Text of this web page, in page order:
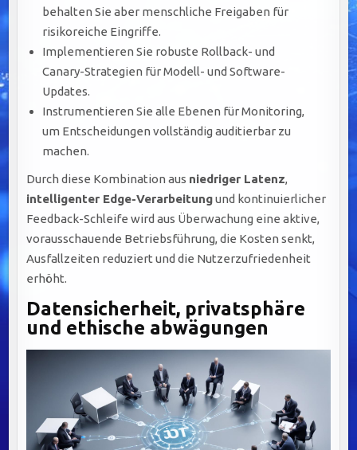
behalten Sie aber menschliche Freigaben für
risikoreiche Eingriffe.
Implementieren Sie robuste Rollback- und
Canary-Strategien für Modell- und Software-
Updates.
Instrumentieren Sie alle Ebenen für Monitoring,
um Entscheidungen vollständig auditierbar zu
machen.
Durch diese Kombination aus niedriger Latenz,
intelligenter Edge-Verarbeitungund kontinuierlicher
Feedback-Schleife wird aus Überwachung eine aktive,
vorausschauende Betriebsführung, die Kosten senkt,
Ausfallzeiten reduziert und die Nutzerzufriedenheit
erhöht.
Datensicherheit, privatsphäre
und ethische abwägungen